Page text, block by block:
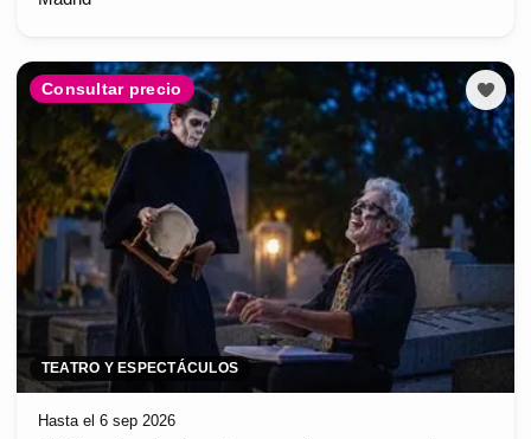
Consultar precio
TEATRO Y ESPECTÁCULOS
Hasta el 6 sep 2026